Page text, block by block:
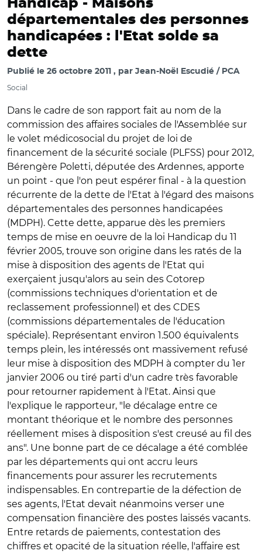
Handicap - Maisons
départementales des personnes
handicapées : l'Etat solde sa
dette
Publié le 26 octobre 2011 par Jean-Noël Escudié / PCA
Social
Dans le cadre de son rapport fait au nom de la
commission des affaires sociales de l'Assemblée sur
le volet médicosocial du projet de loi de
financement de la sécurité sociale (PLFSS) pour 2012,
Bérengère Poletti, députée des Ardennes, apporte
un point - que l'on peut espérer final - à la question
récurrente de la dette de l'Etat à l'égard des maisons
départementales des personnes handicapées
(MDPH). Cette dette, apparue dès les premiers
temps de mise en oeuvre de la loi Handicap du 11
février 2005, trouve son origine dans les ratés de la
mise à disposition des agents de l'Etat qui
exerçaient jusqu'alors au sein des Cotorep
(commissions techniques d'orientation et de
reclassement professionnel) et des CDES
(commissions départementales de l'éducation
spéciale). Représentant environ 1.500 équivalents
temps plein, les intéressés ont massivement refusé
leur mise à disposition des MDPH à compter du 1er
janvier 2006 ou tiré parti d'un cadre très favorable
pour retourner rapidement à l'Etat. Ainsi que
l'explique le rapporteur, "le décalage entre ce
montant théorique et le nombre des personnes
réellement mises à disposition s'est creusé au fil des
ans". Une bonne part de ce décalage a été comblée
par les départements qui ont accru leurs
financements pour assurer les recrutements
indispensables. En contrepartie de la défection de
ses agents, l'Etat devait néanmoins verser une
compensation financière des postes laissés vacants.
Entre retards de paiements, contestation des
chiffres et opacité de la situation réelle, l'affaire est